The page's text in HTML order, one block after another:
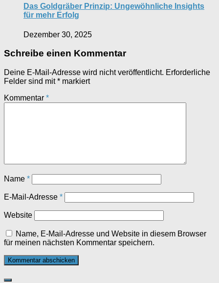
Das Goldgräber Prinzip: Ungewöhnliche Insights
für mehr Erfolg
Dezember 30, 2025
Schreibe einen Kommentar
Deine E-Mail-Adresse wird nicht veröffentlicht. Erforderliche
Felder sind mit* markiert
Kommentar *
Name *
E-Mail-Adresse *
Website
Name, E-Mail-Adresse und Website in diesem Browser
für meinen nächsten Kommentar speichern.